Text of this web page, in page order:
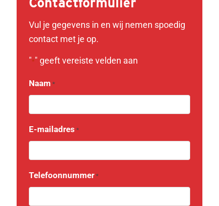
Vul je gegevens in en wij nemen spoedig
contact met je op.
"*" geeft vereiste velden aan
Naam *
E-mailadres *
Telefoonnummer *